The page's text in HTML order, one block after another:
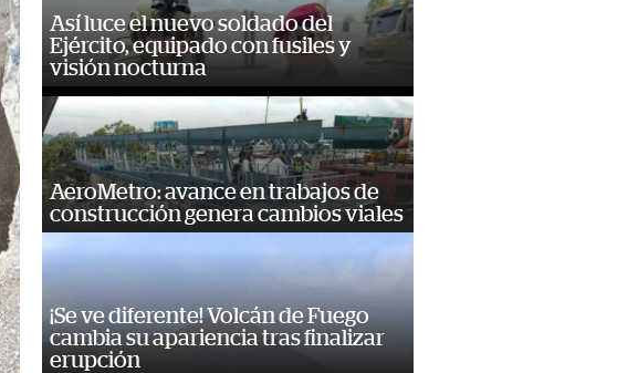
Así luce el nuevo soldado del
Ejército, equipado con fusiles y
visión nocturna
AeroMetro: avance en trabajos de
construcción genera cambios viales
¡Se ve diferente! Volcán de Fuego
cambia su apariencia tras finalizar
erupción